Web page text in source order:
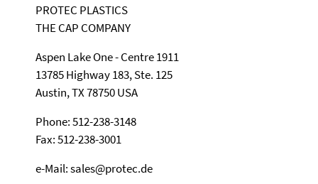
PROTEC PLASTICS
THE CAP COMPANY
Aspen Lake One - Centre 1911
13785 Highway 183, Ste. 125
Austin, TX 78750 USA
Phone: 512-238-3148
Fax: 512-238-3001
e-Mail: sales@protec.de